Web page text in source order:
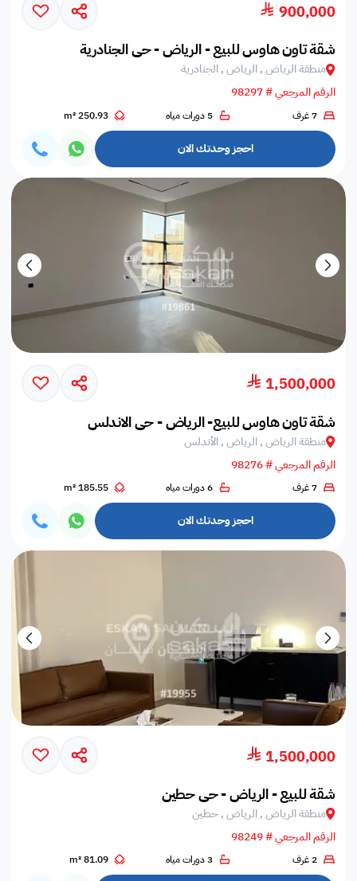
900,000
شقة تاون هاوس للبيع - الرياض - حي الجنادرية
منطقة الرياض , الرياض , الجنادرية
الرقم المرجعي # 98297
7 غرف 5 دورات مياه 250.93 m²
احجز وحدتك الان
1,500,000
شقة تاون هاوس للبيع- الرياض - حي الاندلس
منطقة الرياض , الرياض , الأندلس
الرقم المرجعي # 98276
7 غرف 6 دورات مياه 185.55 m²
احجز وحدتك الان
1,500,000
شقة للبيع - الرياض - حي حطين
منطقة الرياض , الرياض , حطين
الرقم المرجعي # 98249
2 غرف 3 دورات مياه 81.09 m²